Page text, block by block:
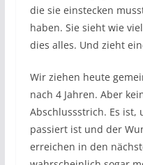
die sie einstecken
haben. Sie sieht wie
dies alles. Und zieht
Wir ziehen heute
nach 4 Jahren. Aber
Abschlussstrich. Es ist,
passiert ist und der
erreichen in den